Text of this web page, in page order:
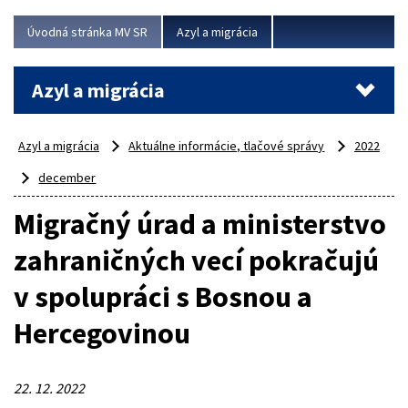
Úvodná stránka MV SR Azyl a migrácia
Azyl a migrácia
Azyl a migrácia Aktuálne informácie, tlačové správy
2022
december
Migračný úrad a ministerstvo
zahraničných vecí pokračujú
v spolupráci s Bosnou a
Hercegovinou
22. 12. 2022